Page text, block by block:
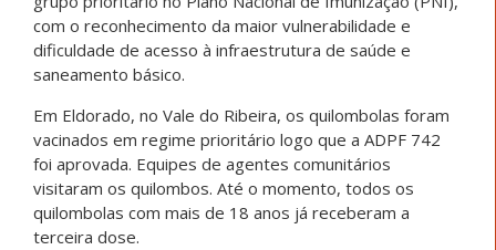
com o reconhecimento da maior vulnerabilidade e
dificuldade de acesso à infraestrutura de saúde e
saneamento básico.
Em Eldorado, no Vale do Ribeira, os quilombolas foram
vacinados em regime prioritário logo que a ADPF 742
foi aprovada. Equipes de agentes comunitários
visitaram os quilombos. Até o momento, todos os
quilombolas com mais de 18 anos já receberam a
terceira dose.